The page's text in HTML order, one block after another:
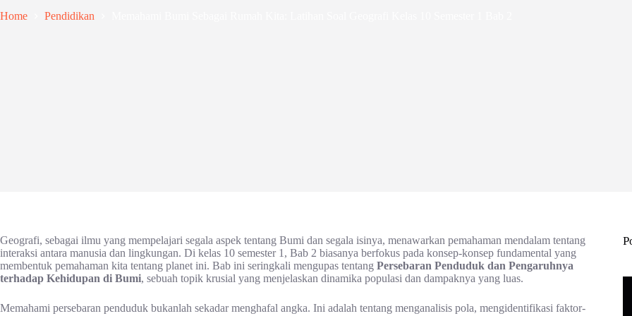
Home Pendidikan
Geografi, sebagai ilmu yang mempelajari segala aspek tentang Bumi dan segala isinya, menawarkan pemahaman mendalam tentang
interaksi antara manusia dan lingkungan. Di kelas 10 semester 1, Bab 2 biasanya berfokus pada konsep-konsep fundamental yang
membentuk pemahaman kita tentang planet ini. Bab ini seringkali mengupas tentang Persebaran Penduduk dan Pengaruhnya
terhadap Kehidupan di Bumi, sebuah topik krusial yang menjelaskan dinamika populasi dan dampaknya yang luas.
Memahami persebaran penduduk bukanlah sekadar menghafal angka. Ini adalah tentang menganalisis pola, mengidentifikasi faktor-